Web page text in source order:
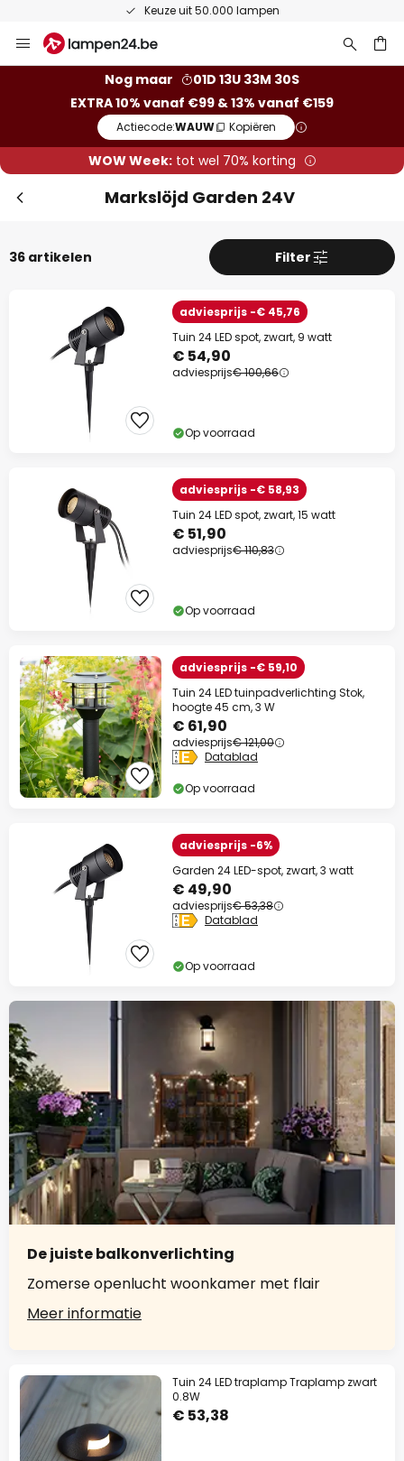
Keuze uit 50.000 lampen
naar
Nog maar
01D 13U 33M 29S
EXTRA 10% vanaf €99 & 13% vanaf €159
Actiecode:WAUW Kopiëren
WOW Week:tot wel 70% korting
Markslöjd Garden 24V
36 artikelen Filter
adviesprijs -€ 45,76
Tuin 24 LED spot, zwart, 9 watt
€ 54,90
adviesprijs€ 100,66
Op voorraad
adviesprijs -€ 58,93
Tuin 24 LED spot, zwart, 15 watt
€ 51,90
adviesprijs€ 110,83
Op voorraad
adviesprijs -€ 59,10
Tuin 24 LED tuinpadverlichting Stok,
hoogte 45 cm, 3 W
€ 61,90
adviesprijs€ 121,00
Datablad
Op voorraad
adviesprijs -6%
Garden 24 LED-spot, zwart, 3 watt
€ 49,90
adviesprijs€ 53,38
Datablad
Op voorraad
De juiste balkonverlichting
Zomerse openlucht woonkamer met flair
Meer informatie
Tuin 24 LED traplamp Traplamp zwart
0.8W
€ 53,38
10% kortingvanaf €99
13% kortingvanaf €159
Actiecode:WAUW Kopiëren
Nu besparen
*Uitgesloten merken